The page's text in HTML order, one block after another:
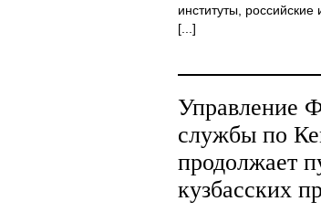
институты,
[...]
Управление
службы по
продолжает
кузбасских